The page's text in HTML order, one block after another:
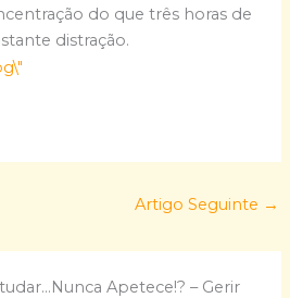
do que três horas de
distração.
Artigo Seguinte →
Apetece!? – Gerir